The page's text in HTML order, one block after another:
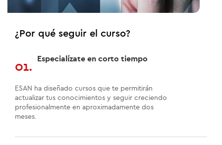
¿Por qué seguir el curso?
01.
Especialízate en corto tiempo
ESAN ha diseñado cursos que te permitirán
actualizar tus conocimientos y seguir creciendo
profesionalmente en aproximadamente dos
meses.